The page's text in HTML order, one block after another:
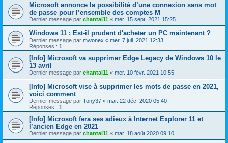
Microsoft annonce la possibilité d’une connexion sans mot
de passe pour l’ensemble des comptes M
Dernier message par chantal11 « mer. 15 sept. 2021 15:25
Windows 11 : Est-il prudent d'acheter un PC maintenant ?
Dernier message par mwonex « mer. 7 juil. 2021 12:33
Réponses : 1
[Info] Microsoft va supprimer Edge Legacy de Windows 10 le
13 avril
Dernier message par chantal11 « mer. 10 févr. 2021 10:55
[Info] Microsoft vise à supprimer les mots de passe en 2021,
voici comment
Dernier message par Tony37 « mar. 22 déc. 2020 05:40
Réponses : 1
[Info] Microsoft fera ses adieux à Internet Explorer 11 et
l’ancien Edge en 2021
Dernier message par chantal11 « mar. 18 août 2020 09:10